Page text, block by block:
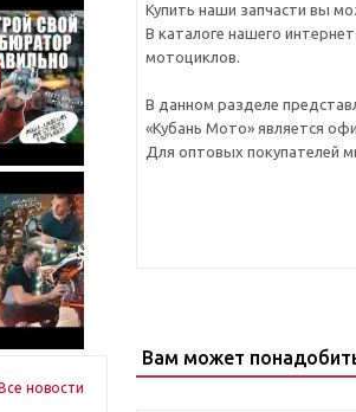
новости
Купить наши запчасти вы
В каталоге нашего
мотоциклов.
В данном разделе
«Кубань Мото» является
Для оптовых покупателей
Вам может